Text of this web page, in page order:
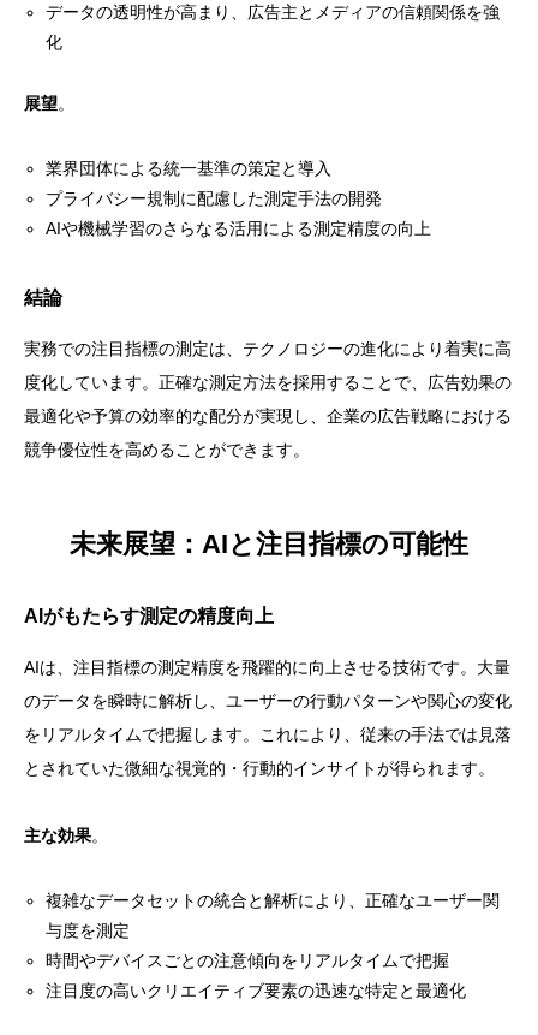
データの透明性が高まり、広告主とメディアの信頼関係を強
化
展望。
業界団体による統一基準の策定と導入
プライバシー規制に配慮した測定手法の開発
AIや機械学習のさらなる活用による測定精度の向上
結論
実務での注目指標の測定は、テクノロジーの進化により着実に高
度化しています。正確な測定方法を採用することで、広告効果の
最適化や予算の効率的な配分が実現し、企業の広告戦略における
競争優位性を高めることができます。
未来展望：AIと注目指標の可能性
AIがもたらす測定の精度向上
AIは、注目指標の測定精度を飛躍的に向上させる技術です。大量
のデータを瞬時に解析し、ユーザーの行動パターンや関心の変化
をリアルタイムで把握します。これにより、従来の手法では見落
とされていた微細な視覚的・行動的インサイトが得られます。
主な効果。
複雑なデータセットの統合と解析により、正確なユーザー関
与度を測定
時間やデバイスごとの注意傾向をリアルタイムで把握
注目度の高いクリエイティブ要素の迅速な特定と最適化